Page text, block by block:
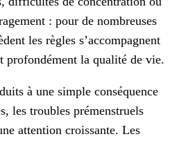
: pour de nombreuses
les règles s’accompagnent
profondément la qualité de vie.
à une simple conséquence
les troubles prémenstruels
attention croissante. Les